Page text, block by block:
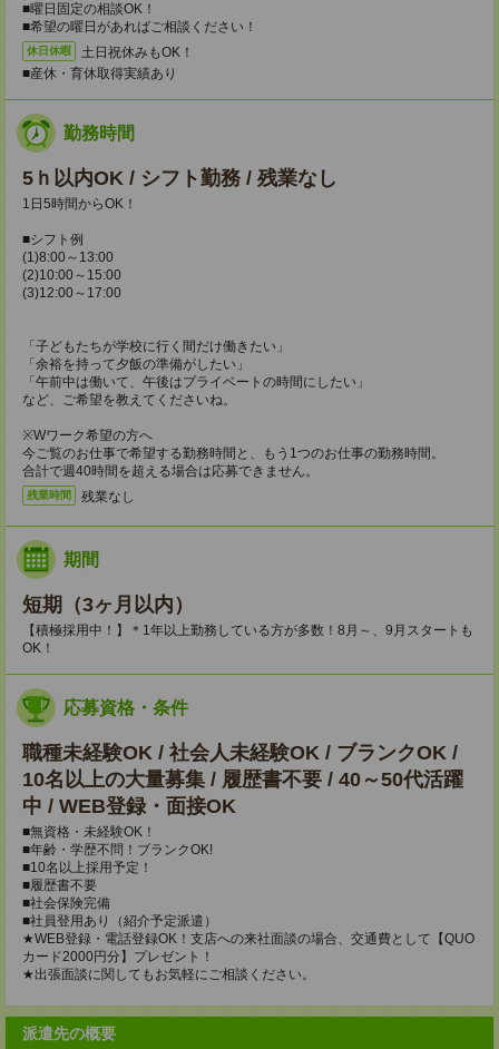
■曜日固定の相談OK！
■希望の曜日があればご相談ください！
休日休暇
土日祝休みもOK！
■産休・育休取得実績あり
勤務時間
5ｈ以内OK / シフト勤務 / 残業なし
1日5時間からOK！
■シフト例
(1)8:00～13:00
(2)10:00～15:00
(3)12:00～17:00
「子どもたちが学校に行く間だけ働きたい」
「余裕を持って夕飯の準備がしたい」
「午前中は働いて、午後はプライベートの時間にしたい」
など、ご希望を教えてくださいね。
※Wワーク希望の方へ
今ご覧のお仕事で希望する勤務時間と、もう1つのお仕事の勤務時間。
合計で週40時間を超える場合は応募できません。
残業時間 残業なし
期間
短期（3ヶ月以内）
【積極採用中！】＊1年以上勤務している方が多数！8月～、9月スタートも
OK！
応募資格・条件
職種未経験OK / 社会人未経験OK / ブランクOK /
10名以上の大量募集 / 履歴書不要 / 40～50代活躍
中 / WEB登録・面接OK
■無資格・未経験OK！
■年齢・学歴不問！ブランクOK!
■10名以上採用予定！
■履歴書不要
■社会保険完備
■社員登用あり（紹介予定派遣）
★WEB登録・電話登録OK！支店への来社面談の場合、交通費として【QUO
カード2000円分】プレゼント！
★出張面談に関してもお気軽にご相談ください。
派遣先の概要